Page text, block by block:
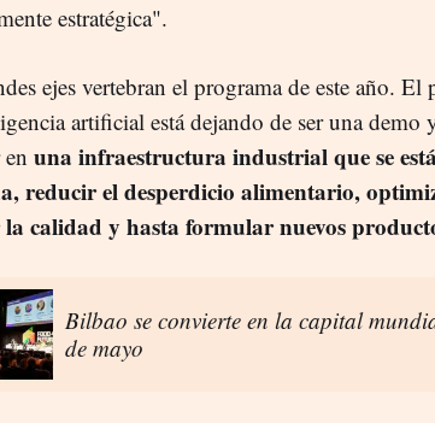
estratégica".
ejes vertebran el programa de este año.
artificial está dejando de ser una demo
una infraestructura industrial que se
reducir el desperdicio alimentario,
calidad y hasta formular nuevos
Bilbao se convierte en la capital
de mayo